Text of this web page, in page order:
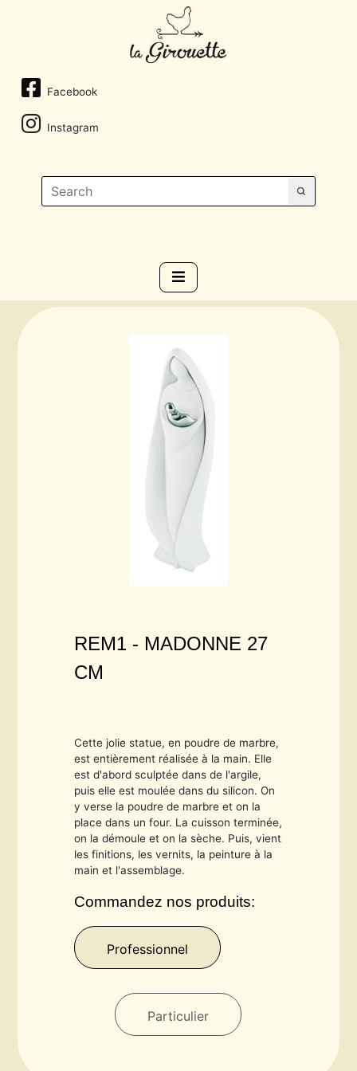
Facebook
Instagram
REM1 - MADONNE 27
CM
Cette jolie statue, en poudre de marbre,
est entièrement réalisée à la main. Elle
est d'abord sculptée dans de l'argile,
puis elle est moulée dans du silicon. On
y verse la poudre de marbre et on la
place dans un four. La cuisson terminée,
on la démoule et on la sèche. Puis, vient
les finitions, les vernits, la peinture à la
main et l'assemblage.
Commandez nos produits:
Professionnel
Particulier